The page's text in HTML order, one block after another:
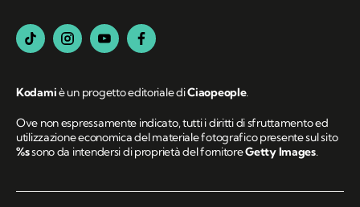
Kodamiè un progetto editoriale diCiaopeople.
Ove non espressamente indicato, tutti i diritti di sfruttamento ed
utilizzazione economica del materiale fotografico presente sul sito
%ssono da intendersi di proprietà del fornitoreGetty Images.